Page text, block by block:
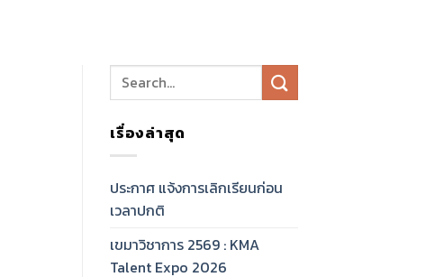
เรื่องล่าสุด
ประกาศ แจ้งการเลิกเรียนก่อน
เวลาปกติ
เขมาวิชาการ 2569 : KMA
Talent Expo 2026